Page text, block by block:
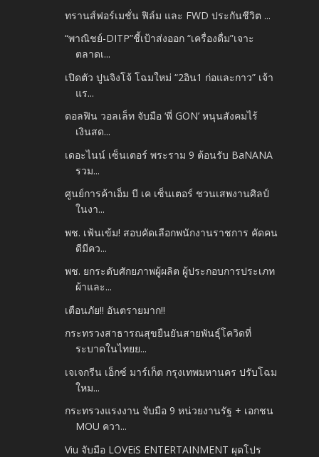
ทรานส์ฟอร์เมชั่น ฟิล์ม และ FWD ประกันชีวิต ...
“พาณิชย์-DITP”ชี้เป้าส่งออก “เครื่องดื่ม”เจาะ
ตลาดเ...
เปิดตัว ปูนจิงโจ้ โฉมใหม่ “2อิน1 ก่อและกาว” เจ้า
แร...
ดอลฟิน วอลเล็ท จับมือ ‘พี่ GON’ หนุนสังคมไร้
เงินสด...
เดอะไนน์ เซ็นเตอร์ พระราม 9 ต้อนรับ BaNANA
รวม...
ศูนย์การค้าเอ็ม บี เค เซ็นเตอร์ ชวนเสพงานศิลป์
ในงา...
พช. เฟ้นเข้ม! สอบคัดเลือกพนักงานราชการ คัดคน
ดีมีคว...
พช. ยกระดับศักยภาพผู้ผลิต ผู้ประกอบการประเภท
ผ้าและ...
เตือนภัย!! อันตรายมาก!!
กระทรวงสาธารณสุขยืนยันสายพันธุ์โควิดที่
ระบาดในไทยย...
เจเจกรีน เอ็กซ์ มาร์เก็ต กรุงเทพมหานคร ปรับโฉม
ใหม...
กระทรวงแรงงาน จับมือ 9 หน่วยงานรัฐ + เอกชน
MOU ควา...
Viu จับมือ LOVEiS ENTERTAINMENT ผุดโปร